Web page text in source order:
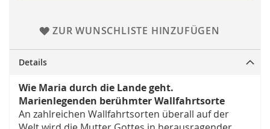
ZUR WUNSCHLISTE HINZUFÜGEN
Details
Wie Maria durch die Lande geht.
Marienlegenden berühmter Wallfahrtsorte
An zahlreichen Wallfahrtsorten überall auf der